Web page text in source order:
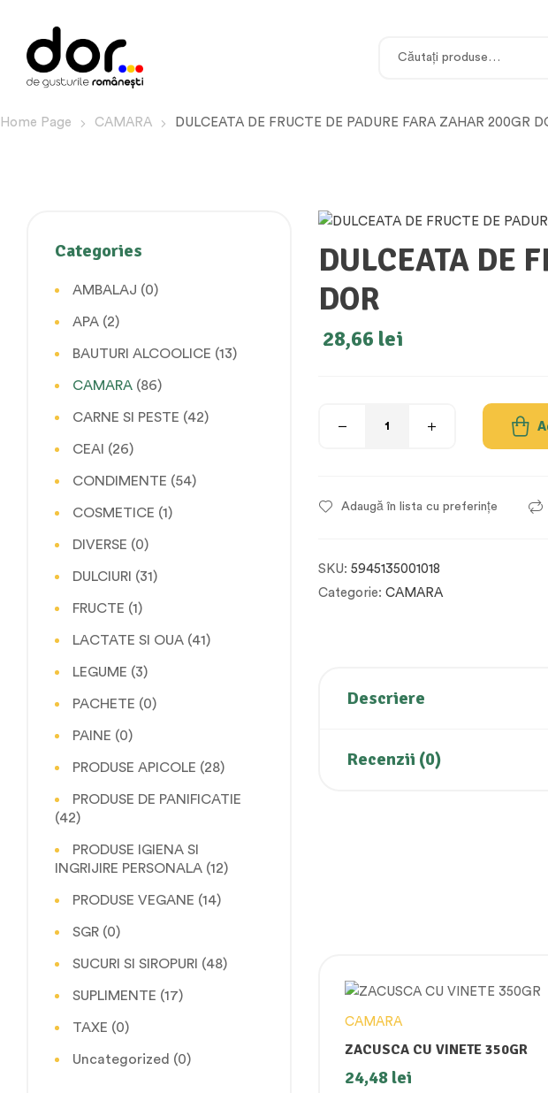
Home Page CAMARA DULCEATA DE FRUCTE DE PADURE FARA ZAHAR 200GR
DULCEATA DE
DOR
28,66 lei
Adaugă în lista cu preferințe
SKU: 5945135001018
Categorie: CAMARA
Descriere
Recenzii (0)
CAMARA
ZACUSCA CU VINETE 350GR
24,48 lei
Categories
AMBALAJ (0)
APA (2)
BAUTURI ALCOOLICE (13)
CAMARA (86)
CARNE SI PESTE (42)
CEAI (26)
CONDIMENTE (54)
COSMETICE (1)
DIVERSE (0)
DULCIURI (31)
FRUCTE (1)
LACTATE SI OUA (41)
LEGUME (3)
PACHETE (0)
PAINE (0)
PRODUSE APICOLE (28)
PRODUSE DE PANIFICATIE
(42)
PRODUSE IGIENA SI
INGRIJIRE PERSONALA (12)
PRODUSE VEGANE (14)
SGR (0)
SUCURI SI SIROPURI (48)
SUPLIMENTE (17)
TAXE (0)
Uncategorized (0)